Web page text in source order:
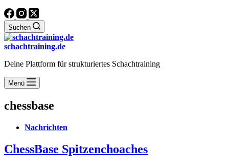
Suchen
schachtraining.de
Deine Plattform für strukturiertes Schachtraining
Menü
chessbase
Nachrichten
ChessBase Spitzenchoaches